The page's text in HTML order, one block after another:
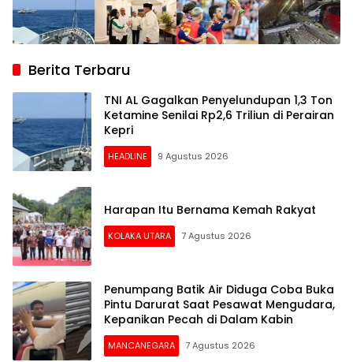
Berita Terbaru
TNI AL Gagalkan Penyelundupan 1,3 Ton
Ketamine Senilai Rp2,6 Triliun di Perairan
Kepri
HEADLINE 9 Agustus 2026
Harapan Itu Bernama Kemah Rakyat
KOLAKA UTARA 7 Agustus 2026
Penumpang Batik Air Diduga Coba Buka
Pintu Darurat Saat Pesawat Mengudara,
Kepanikan Pecah di Dalam Kabin
MANCANEGARA 7 Agustus 2026